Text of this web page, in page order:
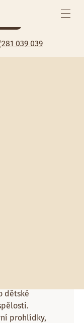
281 039 039
dětské
prohlídky,